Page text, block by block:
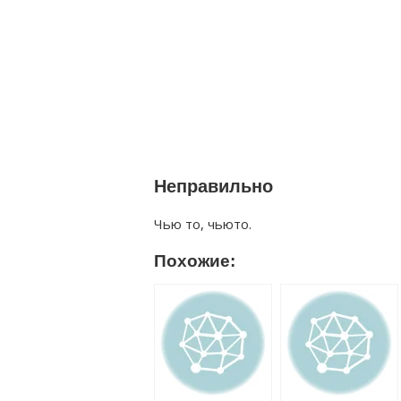
Неправильно
Чью то, чьюто.
Похожие: